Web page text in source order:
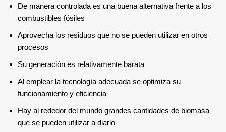
De manera controlada es una buena alternativa frente a los
combustibles fósiles
Aprovecha los residuos que no se pueden utilizar en otros
procesos
Su generación es relativamente barata
Al emplear la tecnología adecuada se optimiza su
funcionamiento y eficiencia
Hay al rededor del mundo grandes cantidades de biomasa
que se pueden utilizar a diario